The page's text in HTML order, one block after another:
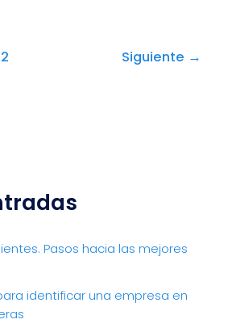
2 Siguiente →
Pasos hacia las mejores
identificar una empresa en